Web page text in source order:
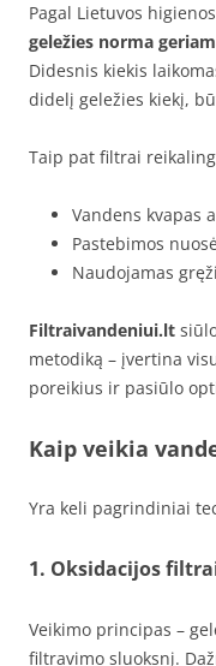
Pagal Lietuvos
geležies norma
Didesnis kiekis
didelį geležies kiekį,
Taip pat filtrai
Vandens kvapas
Pastebimos
Naudojamas
Filtraivandeniui.lt
metodiką – įvertina
poreikius ir pasiūlo
Kaip veikia
Yra keli pagrindiniai
1. Oksidacijos
Veikimo principas –
filtravimo sluoksnį.